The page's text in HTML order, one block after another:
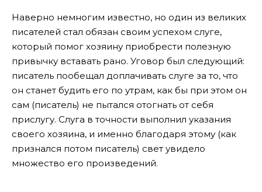
Наверно немногим известно, но один из великих
писателей стал обязан своим успехом слуге,
который помог хозяину приобрести полезную
привычку вставать рано. Уговор был следующий:
писатель пообещал доплачивать слуге за то, что
он станет будить его по утрам, как бы при этом он
сам (писатель) не пытался отогнать от себя
прислугу. Слуга в точности выполнил указания
своего хозяина, и именно благодаря этому (как
признался потом писатель) свет увидело
множество его произведений.